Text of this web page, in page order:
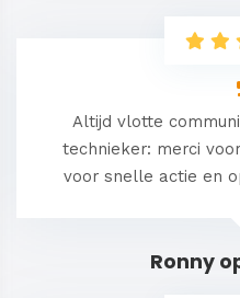
Ronny
Altijd vlotte
technieker: merci
voor snelle actie en